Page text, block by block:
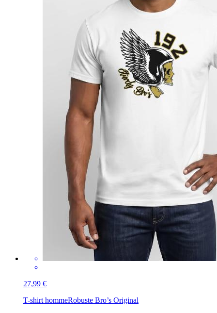
27,99 €
T-shirt hommeRobuste Bro’s Original